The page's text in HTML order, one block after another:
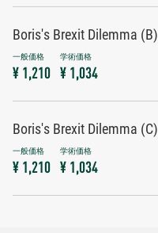
Boris's Brexit Dilemma (B)
¥ 1,210 ¥ 1,034
Boris's Brexit Dilemma (C)
¥ 1,210 ¥ 1,034